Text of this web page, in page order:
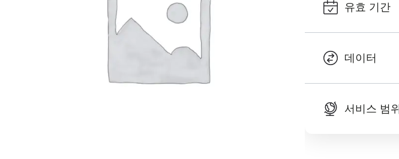
유효 기간
데이터
서비스 범위